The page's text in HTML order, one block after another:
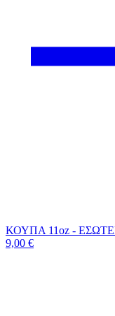
product:
ΚΟΥΠΑ 11oz -
9,00 €